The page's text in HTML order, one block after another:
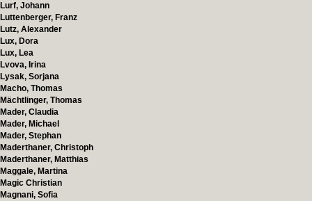
Lurf, Johann
Luttenberger, Franz
Lutz, Alexander
Lux, Dora
Lux, Lea
Lvova, Irina
Lysak, Sorjana
Macho, Thomas
Mächtlinger, Thomas
Mader, Claudia
Mader, Michael
Mader, Stephan
Maderthaner, Christoph
Maderthaner, Matthias
Maggale, Martina
Magic Christian
Magnani, Sofia